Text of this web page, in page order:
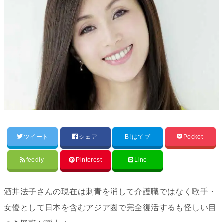
ツイート シェア B!はてブ Pocket
feedly Pinterest Line
酒井法子さんの現在は刺青を消して介護職ではなく歌手・
女優として日本を含むアジア圏で完全復活するも怪しい目